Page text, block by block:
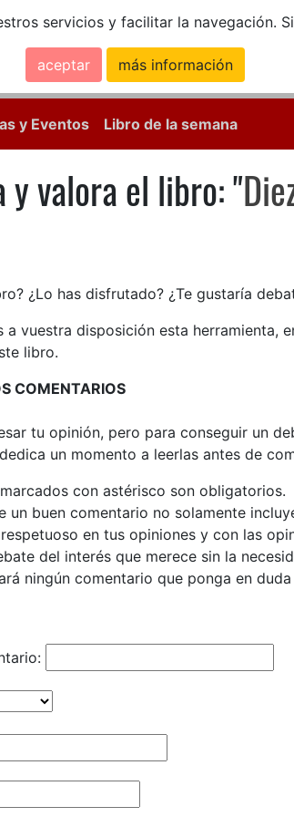
servicios y facilitar la navegación.
aceptar más información
y Eventos Libro de la semana
valora el libro: Diez
y valora el libro: "
¿Lo has disfrutado? ¿Te gustaría
a vuestra disposición esta herramienta,
libro.
COMENTARIOS
tu opinión, pero para conseguir un
un momento a leerlas antes de
con astérisco son obligatorios.
un buen comentario no solamente
en tus opiniones y con las
del interés que merece sin la
ningún comentario que ponga en